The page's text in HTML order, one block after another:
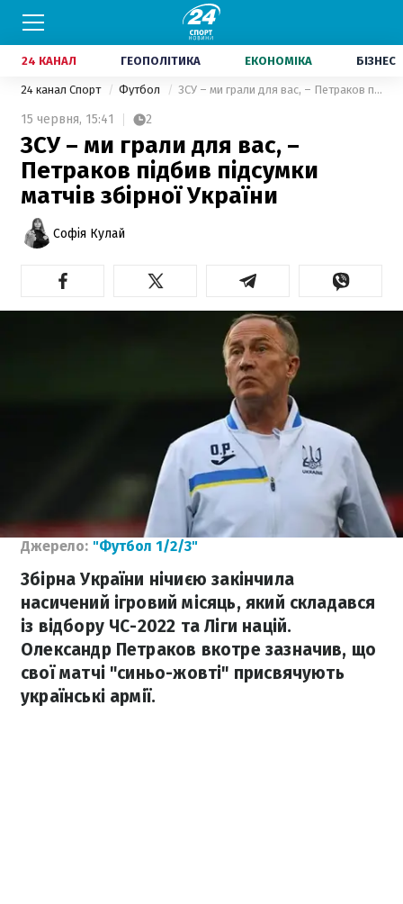
24 КАНАЛ ГЕОПОЛІТИКА ЕКОНОМІКА БІЗНЕС
24 канал Спорт Футбол ЗСУ – ми грали для вас, – Петраков підбив підсумки матчів збірної України
15 червня, 15:41 2
ЗСУ – ми грали для вас, –
Петраков підбив підсумки
матчів збірної України
Софія Кулай
Джерело: "Футбол 1/2/3"
Збірна України нічиєю закінчила
насичений ігровий місяць, який складався
із відбору ЧС-2022 та Ліги націй.
Олександр Петраков вкотре зазначив, що
свої матчі "синьо-жовті" присвячують
українські армії.